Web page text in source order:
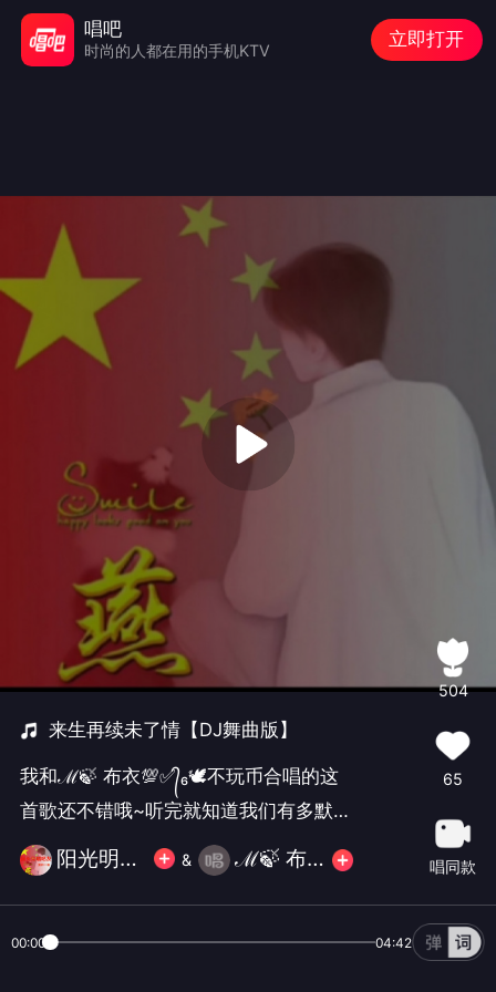
来生再续未了情【DJ舞曲版】
我和ℳ🍃 布衣💯✅᭄₆🕊不玩币合唱的这
首歌还不错哦~听完就知道我们有多默
阳光明媚姐🐉💯✅᭄₆🕊❤️ & ℳ🍃 布衣💯✅᭄₆🕊不玩币
504
65
唱同款
00:00 04:42
唱吧
时尚的人都在用的手机KTV
立即打开